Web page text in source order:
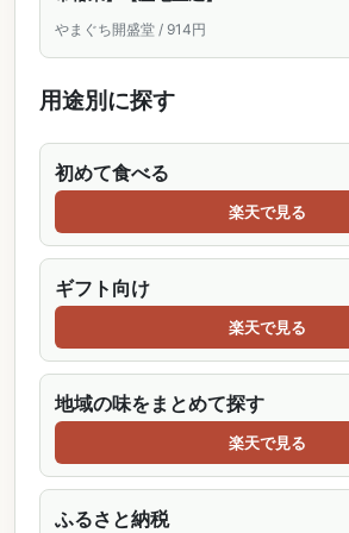
やまぐち開盛堂 / 914円
用途別に探す
初めて食べる
楽天で見る
ギフト向け
楽天で見る
地域の味をまとめて探す
楽天で見る
ふるさと納税